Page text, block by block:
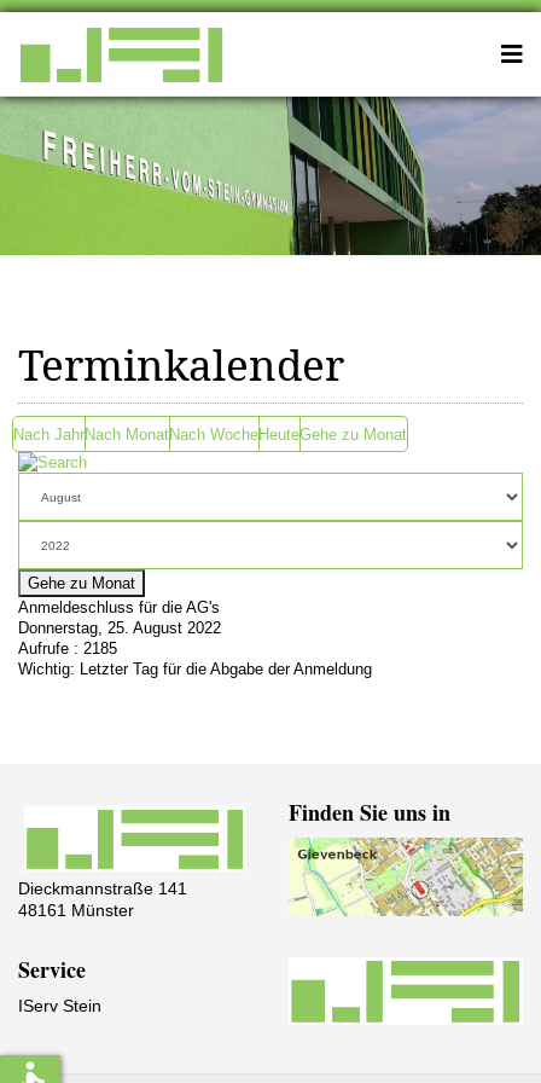
Terminkalender
Nach JahrNach MonatNach WocheHeuteGehe zu Monat
Gehe zu Monat
Anmeldeschluss für die AG's
Donnerstag, 25. August 2022
Aufrufe : 2185
Wichtig: Letzter Tag für die Abgabe der Anmeldung
Dieckmannstraße 141
48161 Münster
Finden Sie uns in
Service
IServ Stein